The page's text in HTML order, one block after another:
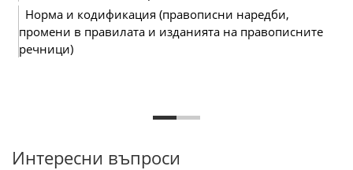
Норма и кодификация (правописни наредби,
промени в правилата и изданията на правописните
речници)
Интересни въпроси